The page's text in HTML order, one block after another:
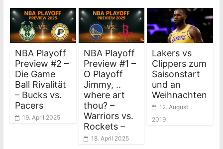
NBA Playoff
Preview #2 –
Die Game
Ball Rivalität
– Bucks vs.
Pacers
19. April 2025
NBA Playoff
Preview #1 –
O Playoff
Jimmy, ..
where art
thou? –
Warriors vs.
Rockets –
18. April 2025
Lakers vs
Clippers zum
Saisonstart
und an
Weihnachten
12. August
2019